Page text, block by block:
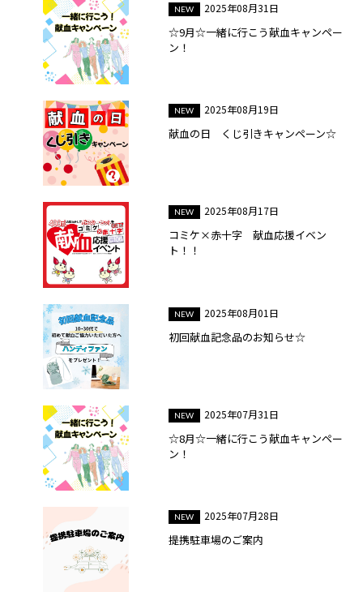
2025年08月31日
☆9月☆一緒に行こう献血キャンペー
ン！
2025年08月19日
献血の日 くじ引きキャンペーン☆
2025年08月17日
コミケ×赤十字 献血応援イベン
ト！！
2025年08月01日
初回献血記念品のお知らせ☆
2025年07月31日
☆8月☆一緒に行こう献血キャンペー
ン！
2025年07月28日
提携駐車場のご案内